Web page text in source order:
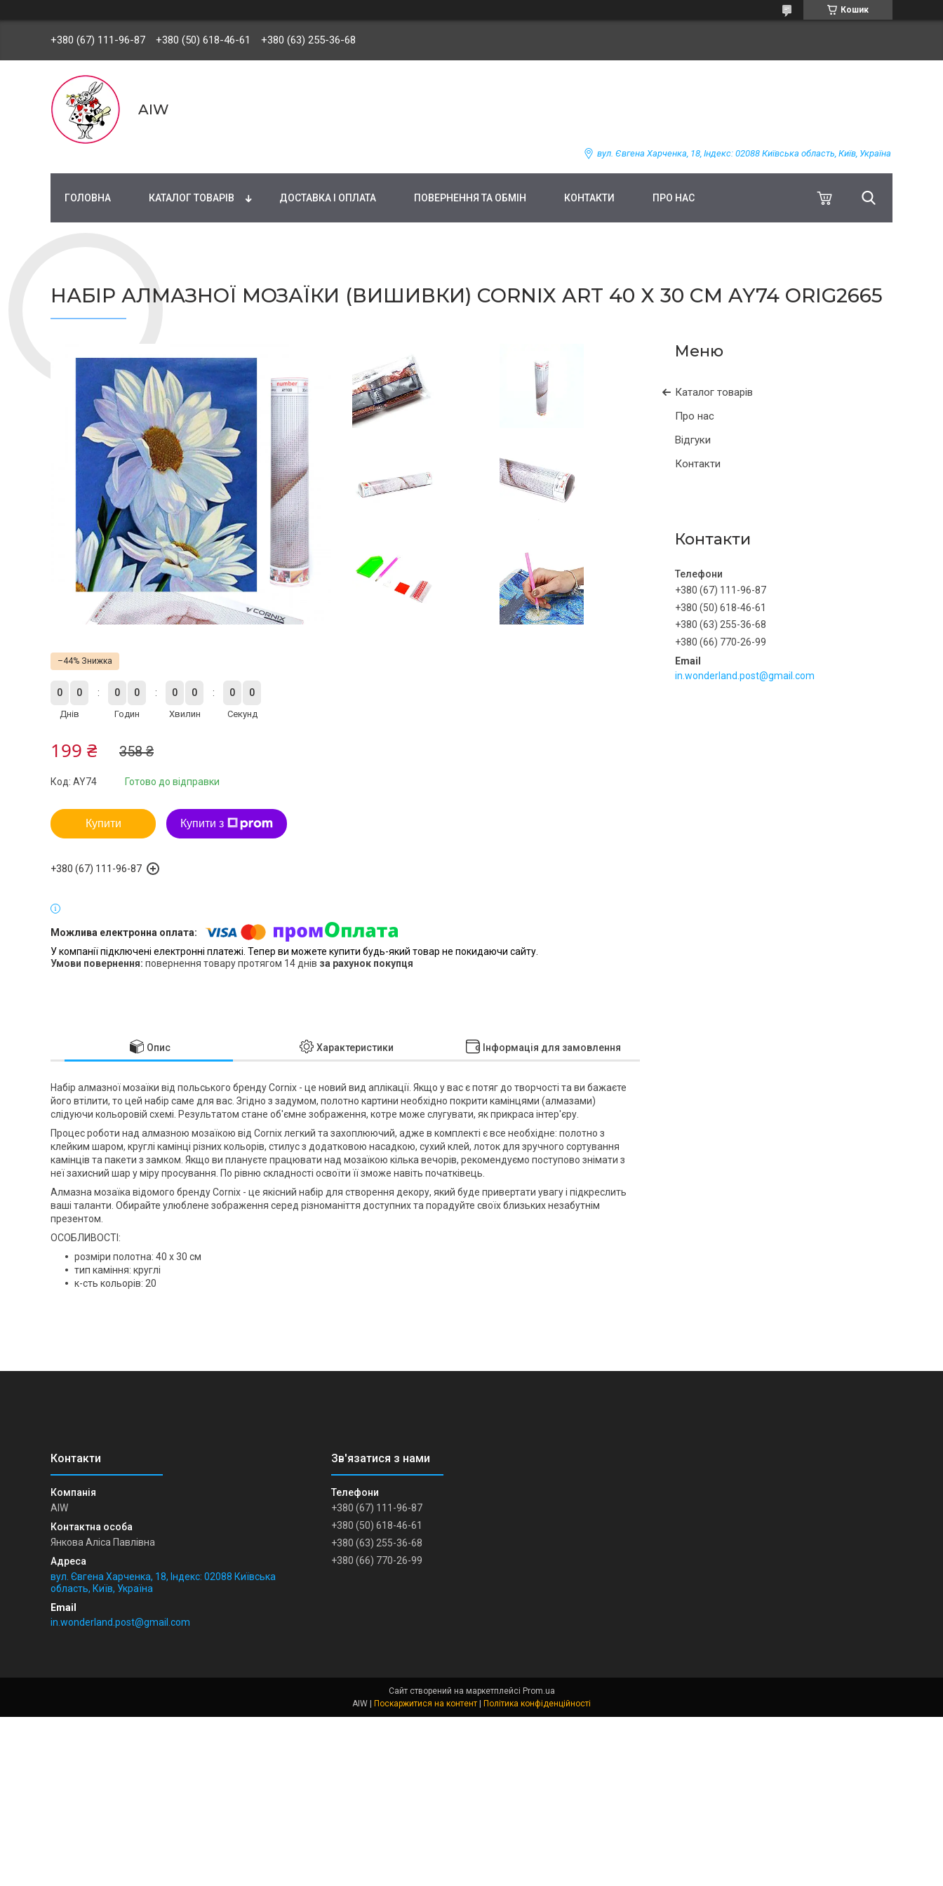
Кошик
+380 (67) 111-96-87 +380 (50) 618-46-61 +380 (63) 255-36-68
AIW
вул. Євгена Харченка, 18, Індекс: 02088 Київська область, Київ, Україна
ГОЛОВНА КАТАЛОГ ТОВАРІВ ДОСТАВКА І ОПЛАТА ПОВЕРНЕННЯ ТА ОБМІН КОНТАКТИ ПРО НАС
НАБІР АЛМАЗНОЇ МОЗАЇКИ (ВИШИВКИ) CORNIX ART 40 X 30 СМ AY74 ORIG2665
Каталог товарів
Про нас
Відгуки
Контакти
Контакти
+380 (67) 111-96-87
+380 (50) 618-46-61
+380 (63) 255-36-68
+380 (66) 770-26-99
in.wonderland.post@gmail.com
–44%
0 0
Днів
0 0
Годин
0 0
Хвилин
0 0
Секунд
358 ₴
199 ₴
Готово до відправки
Код: AY74
Купити Купити з
+380 (67) 111-96-87
У компанії підключені електронні платежі. Тепер ви можете купити будь-який товар не покидаючи сайту.
повернення товару протягом 14 днів за рахунок покупця
Опис Характеристики Інформація для замовлення
Набір алмазної мозаїки від польського брендуCornix - це новий вид аплікації. Якщо у вас є потяг до творчості та ви бажаєте
його втілити, то цей набір саме для вас. Згідно з задумом, полотно картини необхідно покрити камінцями (алмазами)
слідуючи кольоровій схемі. Результатом стане об'ємне зображення, котре може слугувати, як прикраса інтер'єру.
Процес роботи над алмазною мозаїкою від Cornixлегкий та захоплюючий, адже в комплекті є все необхідне: полотно з
клейким шаром, круглі камінці різних кольорів, стилус з додатковою насадкою, сухий клей, лоток для зручного сортування
камінців та пакети з замком. Якщо ви плануєте працювати над мозаїкою кілька вечорів, рекомендуємо поступово знімати з
неї захисний шар у міру просування. По рівню складності освоїти її зможе навіть початківець.
Алмазна мозаїка відомого брендуCornix - це якісний набір для створення декору, який буде привертати увагу і підкреслить
ваші таланти. Обирайте улюблене зображення серед різноманіття доступних та порадуйте своїх близьких незабутнім
презентом.
ОСОБЛИВОСТІ:
розміри полотна: 40 x 30 см
тип каміння: круглі
к-сть кольорів: 20
AIW
Янкова Аліса Павлівна
вул. Євгена Харченка, 18, Індекс: 02088 Київська
область, Київ, Україна
in.wonderland.post@gmail.com
+380 (67) 111-96-87
+380 (50) 618-46-61
+380 (63) 255-36-68
+380 (66) 770-26-99
Сайт створений на маркетплейсі Prom.ua
AIW | Поскаржитися на контент | Політика конфіденційності